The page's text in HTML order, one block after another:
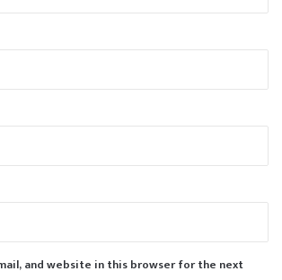
and website in this browser for the next